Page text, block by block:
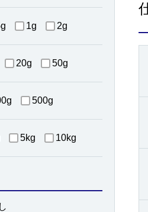
1g 2g
20g 50g
500g
5kg 10kg